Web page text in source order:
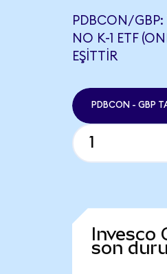
PDBCON/GBP:
NO K-1 ETF
EŞITTIR
PDBCON - GBP
Invesco
son